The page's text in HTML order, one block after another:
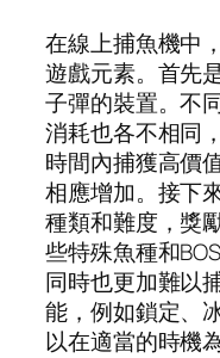
在線上捕魚機中
遊戲元素。首先
子彈的裝置。不
消耗也各不相同
時間內捕獲高價
相應增加。接下
種類和難度，獎
些特殊魚種和
同時也更加難以
能，例如鎖定、
以在適當的時機